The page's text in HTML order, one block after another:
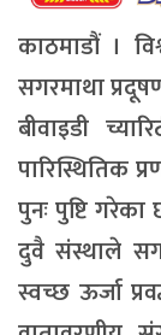
काठमाडौं ।
सगरमाथा
बीवाइडी
पारिस्थितिक
पुनः पुष्टि गरेका
दुवै संस्थाले
स्वच्छ ऊर्जा